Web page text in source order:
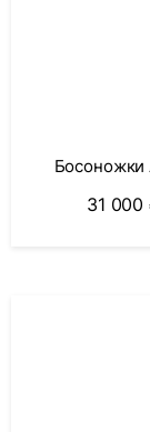
Босоножки
31 000